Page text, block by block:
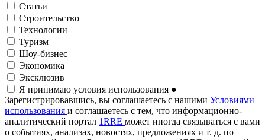
Статьи
Строительство
Технологии
Туризм
Шоу-бизнес
Экономика
Эксклюзив
Я принимаю условия использования ●
Зарегистрировавшись, вы соглашаетесь с нашими Условиями
использования и соглашаетесь с тем, что информационно-
аналитический портал 1RRE может иногда связываться с вами
о событиях, анализах, новостях, предложениях и т. д. по